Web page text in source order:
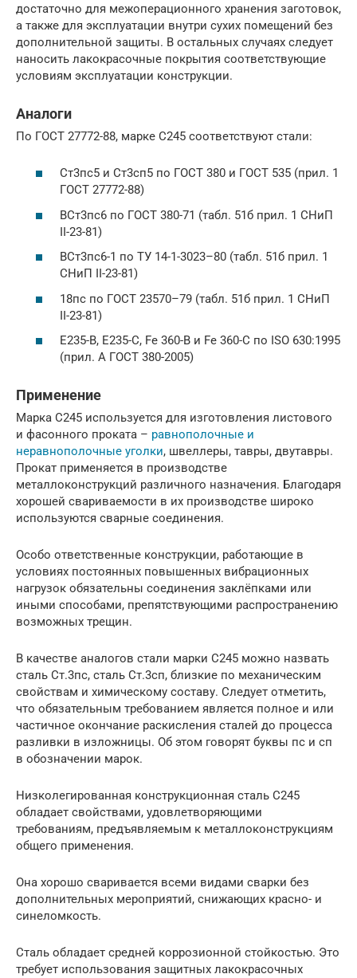
достаточно для межоперационного хранения заготовок,
а также для эксплуатации внутри сухих помещений без
дополнительной защиты. В остальных случаях следует
наносить лакокрасочные покрытия соответствующие
условиям эксплуатации конструкции.
Аналоги
По ГОСТ 27772-88, марке С245 соответствуют стали:
Ст3пс5 и Ст3сп5 по ГОСТ 380 и ГОСТ 535 (прил. 1
ГОСТ 27772-88)
ВСт3пс6 по ГОСТ 380-71 (табл. 51б прил. 1 СНиП
II-23-81)
ВСт3пс6-1 по ТУ 14-1-3023–80 (табл. 51б прил. 1
СНиП II-23-81)
18пс по ГОСТ 23570–79 (табл. 51б прил. 1 СНиП
II-23-81)
E235-B, E235-C, Fe 360-B и Fe 360-C по ISO 630:1995
(прил. А ГОСТ 380-2005)
Применение
Марка С245 используется для изготовления листового
и фасонного проката – равнополочные и
неравнополочные уголки, швеллеры, тавры, двутавры.
Прокат применяется в производстве
металлоконструкций различного назначения. Благодаря
хорошей свариваемости в их производстве широко
используются сварные соединения.
Особо ответственные конструкции, работающие в
условиях постоянных повышенных вибрационных
нагрузок обязательны соединения заклёпками или
иными способами, препятствующими распространению
возможных трещин.
В качестве аналогов стали марки С245 можно назвать
сталь Ст.3пс, сталь Ст.3сп, близкие по механическим
свойствам и химическому составу. Следует отметить,
что обязательным требованием является полное и или
частичное окончание раскисления сталей до процесса
разливки в изложницы. Об этом говорят буквы пс и сп
в обозначении марок.
Низколегированная конструкционная сталь С245
обладает свойствами, удовлетворяющими
требованиям, предъявляемым к металлоконструкциям
общего применения.
Она хорошо сваривается всеми видами сварки без
дополнительных мероприятий, снижающих красно- и
синеломкость.
Сталь обладает средней коррозионной стойкостью. Это
требует использования защитных лакокрасочных